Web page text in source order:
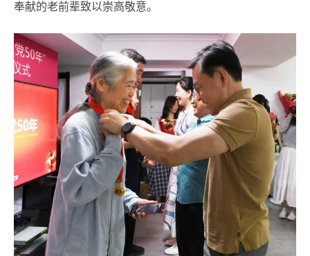
奉献的老前辈致以崇高敬意。